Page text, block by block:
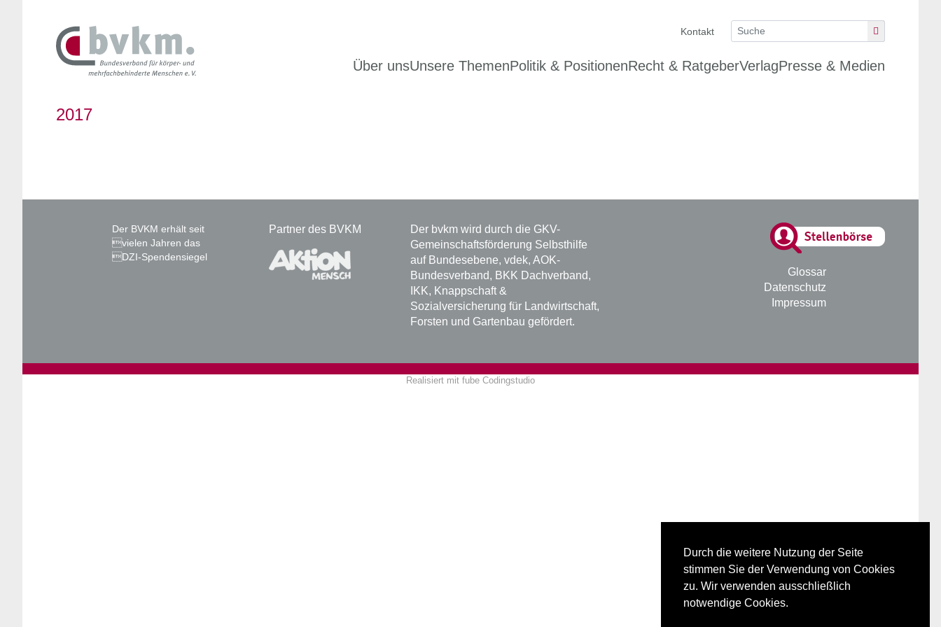
Durch die weitere Nutzung der Seite
stimmen Sie der Verwendung von Cookies
zu. Wir verwenden ausschließlich
notwendige Cookies.
Kontakt
Über unsUnsere ThemenPolitik & PositionenRecht & RatgeberVerlagPresse & Medien
2017
Der BVKM erhält seit
vielen Jahren das
DZI-Spendensiegel
Partner des BVKM
Der bvkm wird durch die GKV-
Gemeinschaftsförderung Selbsthilfe
auf Bundesebene, vdek, AOK-
Bundesverband, BKK Dachverband,
IKK, Knappschaft &
Sozialversicherung für Landwirtschaft,
Forsten und Gartenbau gefördert.
Glossar
Datenschutz
Impressum
Realisiert mit fube Codingstudio